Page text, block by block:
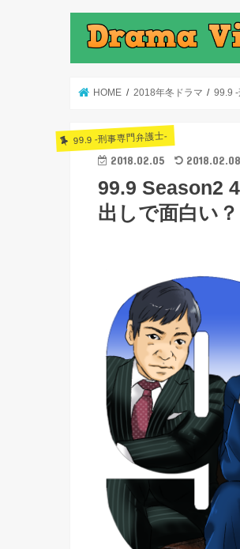
HOME 2018年冬ドラマ 99.9 -
99.9 -刑事専門弁護士-
2018.02.05 2018.02.08
99.9 Season2
出しで面白い？